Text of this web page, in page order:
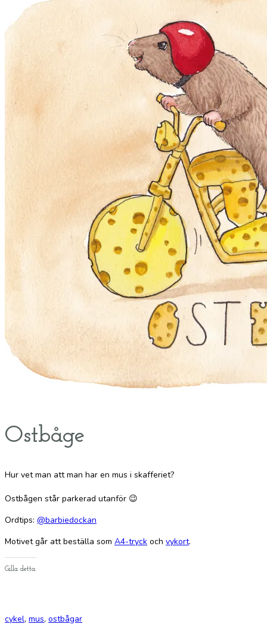
Ostbåge
Hur vet man att man har en mus i skafferiet?
Ostbågen står parkerad utanför 😉
Ordtips: @barbiedockan
Motivet går att beställa som A4-tryck och vykort.
Gilla detta:
cykel, mus, ostbågar